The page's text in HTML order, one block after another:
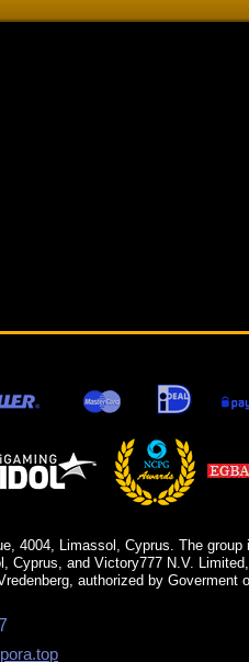
4004, Limassol, Cyprus. The group
Cyprus, and Victory777 N.V.
authorized by Goverment